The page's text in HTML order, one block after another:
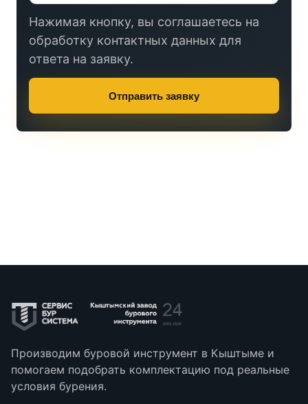
Нажимая кнопку, вы соглашаетесь на
обработку контактных данных для
ответа на заявку.
Отправить заявку
Производим буровой инструмент в Кыштыме и
помогаем подобрать комплектацию под реальные
условия бурения.